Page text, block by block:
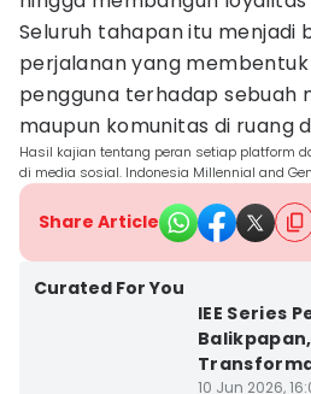
Seluruh tahapan itu menjadi
perjalanan yang
pengguna terhadap sebuah
maupun komunitas di ruang
Hasil kajian tentang peran setiap platform
di media sosial. Indonesia Millennial and
Share Article
Curated For You
IEE Series
10 Jun 2026,